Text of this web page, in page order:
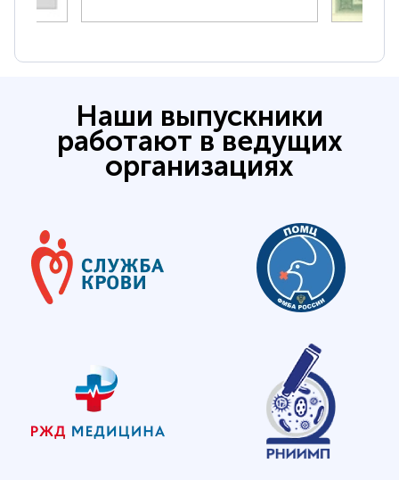
Наши выпускники
работают в ведущих
организациях